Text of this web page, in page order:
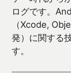
ログです。
（Xcode,
発）に関する
す。